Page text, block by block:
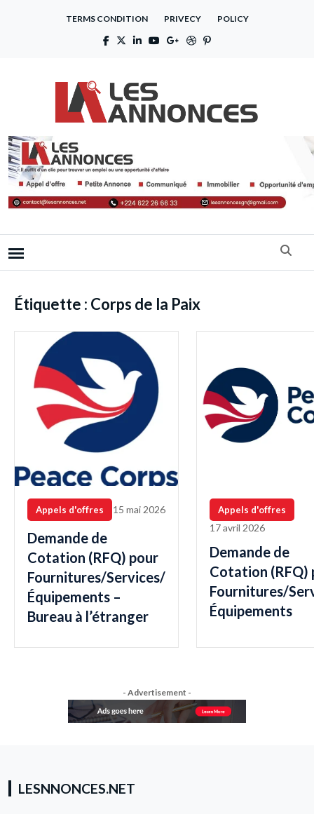
TERMS CONDITION PRIVECY POLICY
Étiquette : Corps de la Paix
Appels d'offres 15 mai 2026
Demande de
Cotation (RFQ) pour
Fournitures/Services/
Équipements –
Bureau à l’étranger
Appels d'offres
17 avril 2026
Demande de
Cotation (RFQ)
Fournitures/
Équipements
- Advertisement -
LESNNONCES.NET